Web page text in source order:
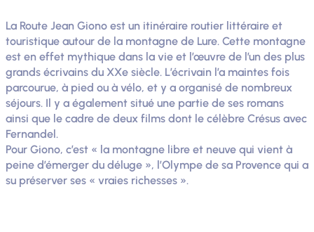
La Route Jean Giono est un itinéraire routier littéraire et
touristique autour de la montagne de Lure. Cette montagne
est en effet mythique dans la vie et l’œuvre de l’un des plus
grands écrivains du XXe siècle. L’écrivain l’a maintes fois
parcourue, à pied ou à vélo, et y a organisé de nombreux
séjours. Il y a également situé une partie de ses romans
ainsi que le cadre de deux films dont le célèbre Crésus avec
Fernandel.
Pour Giono, c’est « la montagne libre et neuve qui vient à
peine d’émerger du déluge », l’Olympe de sa Provence qui a
su préserver ses « vraies richesses ».